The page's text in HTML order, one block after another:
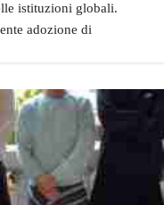
istituzioni globali.
adozione di